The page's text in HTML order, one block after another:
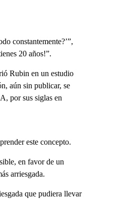
constantemente?’”,
20 años!”.
Rubin en un estudio
aún sin publicar, se
por sus siglas en
este concepto.
en favor de un
arriesgada.
que pudiera llevar